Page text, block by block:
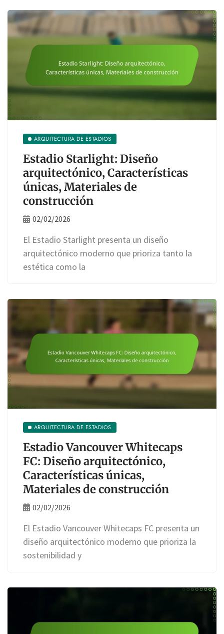
ARQUITECTURA DE ESTADIOS
Estadio Starlight: Diseño
arquitectónico, Características
únicas, Materiales de
construcción
02/02/2026
El Estadio Starlight presenta un diseño
arquitectónico moderno que prioriza tanto la
estética como la
ARQUITECTURA DE ESTADIOS
Estadio Vancouver Whitecaps
FC: Diseño arquitectónico,
Características únicas,
Materiales de construcción
02/02/2026
El Estadio Vancouver Whitecaps FC presenta un
diseño arquitectónico moderno que prioriza la
sostenibilidad y